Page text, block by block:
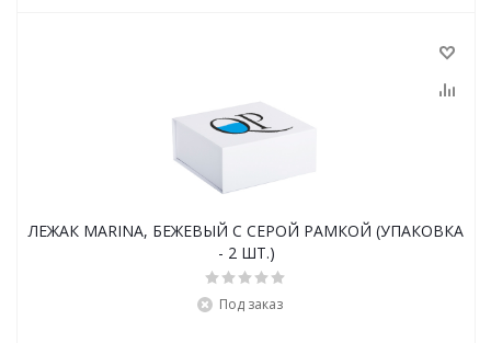
ЛЕЖАК MARINA, БЕЖЕВЫЙ С СЕРОЙ РАМКОЙ (УПАКОВКА
- 2 ШТ.)
Под заказ